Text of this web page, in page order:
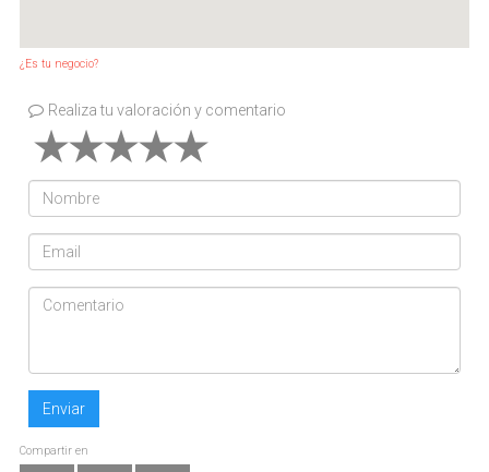
¿Es tu negocio?
Realiza tu valoración y comentario
Enviar
Compartir en